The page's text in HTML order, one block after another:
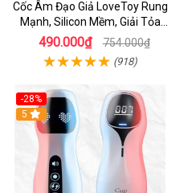
Cốc Âm Đạo Giả LoveToy Rung
Mạnh, Silicon Mềm, Giải Tỏa
Sinh Lý
490.000₫ 754.000₫
(918)
-28%
5